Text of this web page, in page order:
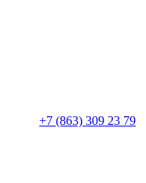
+7 (863) 309 23 79